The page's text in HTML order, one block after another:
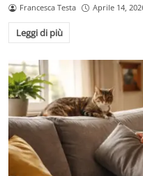
Francesca Testa Aprile 14,
Leggi di più